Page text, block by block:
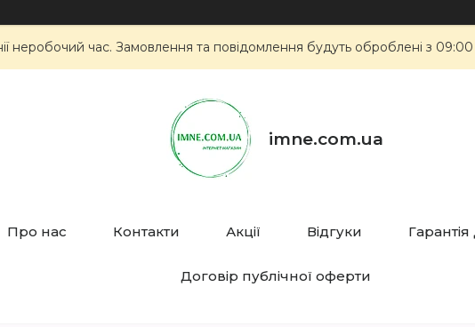
неробочий час. Замовлення та повідомлення будуть оброблені з
imne.com.ua
Про нас Контакти Акції Відгуки
Договір публічної оферти